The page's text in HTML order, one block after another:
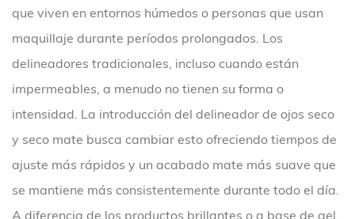
que viven en entornos húmedos o personas que usan
maquillaje durante períodos prolongados. Los
delineadores tradicionales, incluso cuando están
impermeables, a menudo no tienen su forma o
intensidad. La introducción del delineador de ojos seco
y seco mate busca cambiar esto ofreciendo tiempos de
ajuste más rápidos y un acabado mate más suave que
se mantiene más consistentemente durante todo el día.
A diferencia de los productos brillantes o a base de gel,